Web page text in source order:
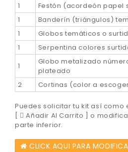
1
Festón (acordeón papel
1
Banderín (triángulos)
1
Globos temáticos o
1
Serpentina colores
1
Globo metalizado
plateado
2
Cortinas (color a
Puedes solicitar tu kit así como
[
Añadir Al Carrito ] o
parte inferior.
CLICK AQUI PARA